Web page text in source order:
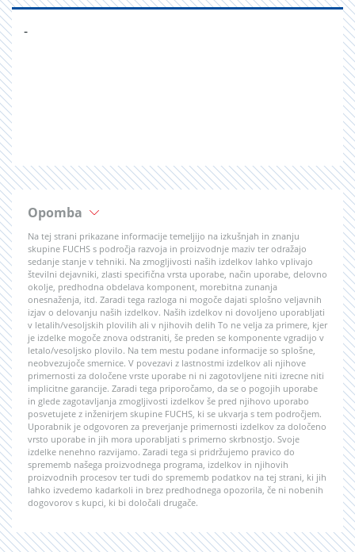
-
Opomba
Na tej strani prikazane informacije temeljijo na izkušnjah in znanju
skupine FUCHS s področja razvoja in proizvodnje maziv ter odražajo
sedanje stanje v tehniki. Na zmogljivosti naših izdelkov lahko vplivajo
številni dejavniki, zlasti specifična vrsta uporabe, način uporabe, delovno
okolje, predhodna obdelava komponent, morebitna zunanja
onesnaženja, itd. Zaradi tega razloga ni mogoče dajati splošno veljavnih
izjav o delovanju naših izdelkov. Naših izdelkov ni dovoljeno uporabljati
v letalih/vesoljskih plovilih ali v njihovih delih To ne velja za primere, kjer
je izdelke mogoče znova odstraniti, še preden se komponente vgradijo v
letalo/vesoljsko plovilo. Na tem mestu podane informacije so splošne,
neobvezujoče smernice. V povezavi z lastnostmi izdelkov ali njihove
primernosti za določene vrste uporabe ni ni zagotovljene niti izrecne niti
implicitne garancije. Zaradi tega priporočamo, da se o pogojih uporabe
in glede zagotavljanja zmogljivosti izdelkov še pred njihovo uporabo
posvetujete z inženirjem skupine FUCHS, ki se ukvarja s tem področjem.
Uporabnik je odgovoren za preverjanje primernosti izdelkov za določeno
vrsto uporabe in jih mora uporabljati s primerno skrbnostjo. Svoje
izdelke nenehno razvijamo. Zaradi tega si pridržujemo pravico do
sprememb našega proizvodnega programa, izdelkov in njihovih
proizvodnih procesov ter tudi do sprememb podatkov na tej strani, ki jih
lahko izvedemo kadarkoli in brez predhodnega opozorila, če ni nobenih
dogovorov s kupci, ki bi določali drugače.